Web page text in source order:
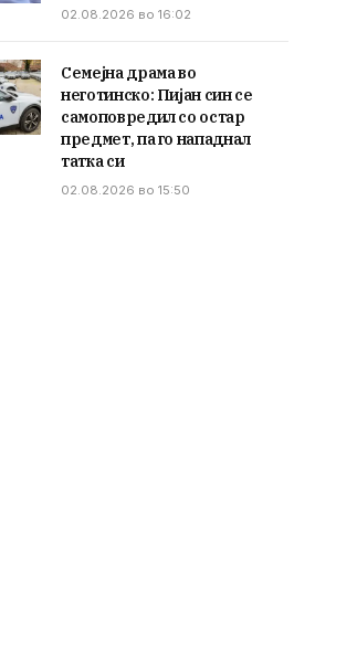
02.08.2026 во 16:02
Семејна драма во
неготинско: Пијан син се
самоповредил со остар
предмет, па го нападнал
татка си
02.08.2026 во 15:50